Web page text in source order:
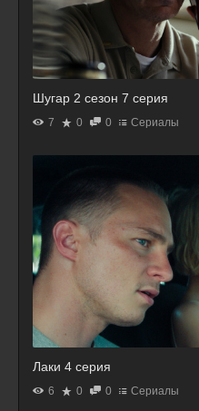
Шугар 2 сезон 7 серия
7 0 0 Сериалы
Лаки 4 серия
6 0 0 Сериалы